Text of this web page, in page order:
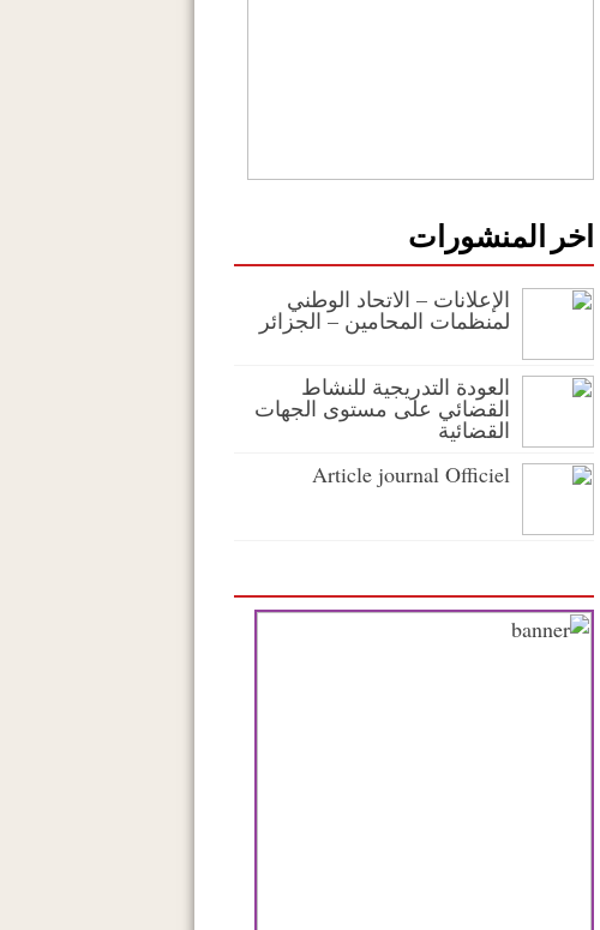
اخر المنشورات
الإعلانات – الاتحاد الوطني
لمنظمات المحامين – الجزائر
العودة التدريجية للنشاط
القضائي على مستوى الجهات
القضائية
Article journal Officiel